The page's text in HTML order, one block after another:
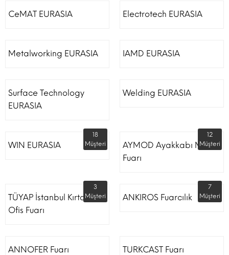
CeMAT EURASIA Electrotech EURASIA
Metalworking EURASIA IAMD EURASIA
Surface Technology
EURASIA
Welding EURASIA
WIN EURASIA
18
Müşteri
AYMOD Ayakkabı Moda
Fuarı
12
Müşteri
TÜYAP İstanbul Kırtasiye
Ofis Fuarı
3
Müşteri
ANKIROS Fuarcılık
7
Müşteri
ANNOFER Fuarı TURKCAST Fuarı